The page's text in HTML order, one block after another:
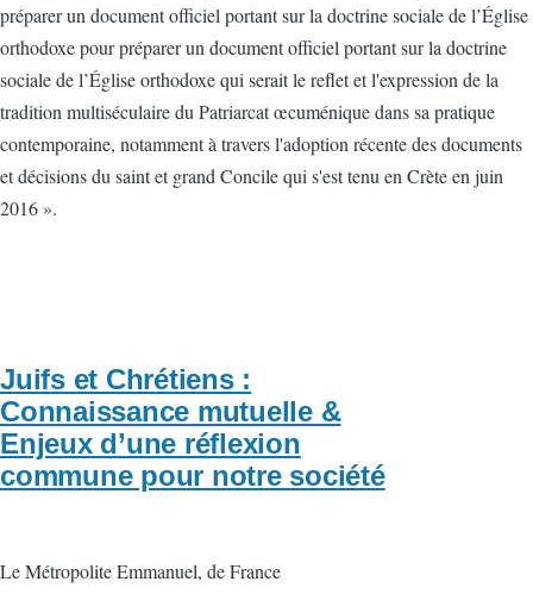
préparer un document officiel portant sur la doctrine sociale de l’Église
orthodoxe pour préparer un document officiel portant sur la doctrine
sociale de l’Église orthodoxe qui serait le reflet et l'expression de la
tradition multiséculaire du Patriarcat œcuménique dans sa pratique
contemporaine, notamment à travers l'adoption récente des documents
et décisions du saint et grand Concile qui s'est tenu en Crète en juin
2016 ».
Juifs et Chrétiens :
Connaissance mutuelle &
Enjeux d’une réflexion
commune pour notre société
Le Métropolite Emmanuel, de France